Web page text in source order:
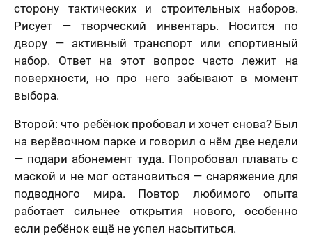
сторону тактических и строительных наборов.
Рисует — творческий инвентарь. Носится по
двору — активный транспорт или спортивный
набор. Ответ на этот вопрос часто лежит на
поверхности, но про него забывают в момент
выбора.
Второй: что ребёнок пробовал и хочет снова? Был
на верёвочном парке и говорил о нём две недели
— подари абонемент туда. Попробовал плавать с
маской и не мог остановиться — снаряжение для
подводного мира. Повтор любимого опыта
работает сильнее открытия нового, особенно
если ребёнок ещё не успел насытиться.